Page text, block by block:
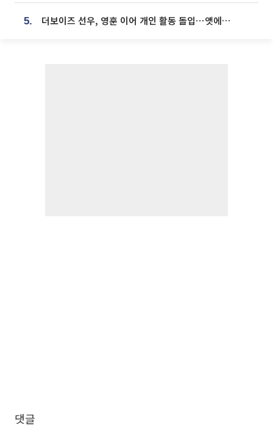
5. 더보이즈 선우, 영훈 이어 개인 활동 돌입⋯앳에어리어와 전속계약
댓글